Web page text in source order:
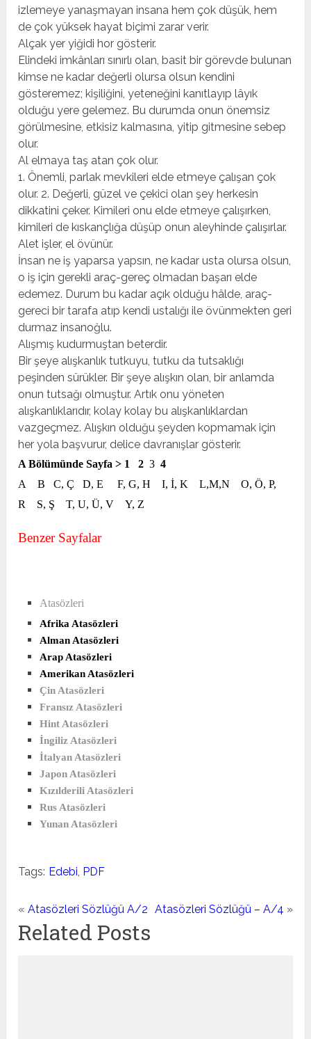
izlemeye yanaşmayan insana hem çok düşük, hem
de çok yüksek hayat biçimi zarar verir.
Alçak yer yiğidi hor gösterir.
Elindeki imkânları sınırlı olan, basit bir görevde bulunan
kimse ne kadar değerli olursa olsun kendini
gösteremez; kişiliğini, yeteneğini kanıtlayıp lâyık
olduğu yere gelemez. Bu durumda onun önemsiz
görülmesine, etkisiz kalmasına, yitip gitmesine sebep
olur.
Al elmaya taş atan çok olur.
1. Önemli, parlak mevkileri elde etmeye çalışan çok
olur. 2. Değerli, güzel ve çekici olan şey herkesin
dikkatini çeker. Kimileri onu elde etmeye çalışırken,
kimileri de kıskançlığa düşüp onun aleyhinde çalışırlar.
Alet işler, el övünür.
İnsan ne iş yaparsa yapsın, ne kadar usta olursa olsun,
o iş için gerekli araç-gereç olmadan başarı elde
edemez. Durum bu kadar açık olduğu hâlde, araç-
gereci bir tarafa atıp kendi ustalığı ile övünmekten geri
durmaz insanoğlu.
Alışmış kudurmuştan beterdir.
Bir şeye alışkanlık tutkuyu, tutku da tutsaklığı
peşinden sürükler. Bir şeye alışkın olan, bir anlamda
onun tutsağı olmuştur. Artık onu yöneten
alışkanlıklarıdır, kolay kolay bu alışkanlıklardan
vazgeçmez. Alışkın olduğu şeyden kopmamak için
her yola başvurur, delice davranışlar gösterir.
A Bölümünde Sayfa > 1 2 3 4
A
B C, Ç D, E F, G, H I, İ, K L,M,N
O, Ö, P,
R
S, Ş T, U, Ü, V Y, Z
Benzer Sayfalar
Atasözleri
Afrika Atasözleri
Alman Atasözleri
Arap Atasözleri
Amerikan Atasözleri
Çin Atasözleri
Fransız Atasözleri
Hint Atasözleri
İngiliz Atasözleri
İtalyan Atasözleri
Japon Atasözleri
Kızılderili Atasözleri
Rus Atasözleri
Yunan Atasözleri
Tags: Edebi, PDF
«Atasözleri Sözlüğü A/2 Atasözleri Sözlüğü – A/4 »
Related Posts